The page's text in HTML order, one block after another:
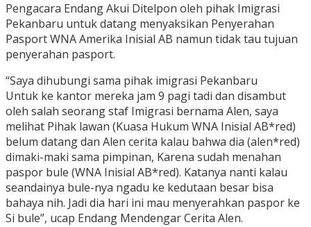
Pengacara Endang Akui Ditelpon oleh pihak Imigrasi
Pekanbaru untuk datang menyaksikan Penyerahan
Pasport WNA Amerika Inisial AB namun tidak tau tujuan
penyerahan pasport.
“Saya dihubungi sama pihak imigrasi Pekanbaru
Untuk ke kantor mereka jam 9 pagi tadi dan disambut
oleh salah seorang staf Imigrasi bernama Alen, saya
melihat Pihak lawan (Kuasa Hukum WNA Inisial AB*red)
belum datang dan Alen cerita kalau bahwa dia (alen*red)
dimaki-maki sama pimpinan, Karena sudah menahan
paspor bule (WNA Inisial AB*red). Katanya nanti kalau
seandainya bule-nya ngadu ke kedutaan besar bisa
bahaya nih. Jadi dia hari ini mau menyerahkan paspor ke
Si bule”, ucap Endang Mendengar Cerita Alen.